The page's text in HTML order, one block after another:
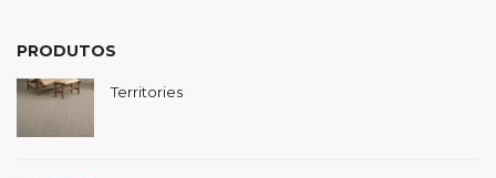
PRODUTOS
Territories